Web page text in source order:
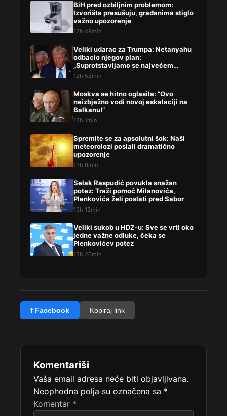
BiH pred ozbiljnim problemom:
Izvorišta presušuju, građanima stiglo
važno upozorenje
12h 49min
Veliki udarac za Trumpa: Netanyahu
odbacio njegov plan:
„Suprotstavljamo se najvećem
prijatelju“
12h 52min
Moskva se hitno oglasila: “Ovo
neizbježno vodi novoj eskalaciji na
Balkanu!”
13h 1min
Spremite se za apsolutni šok: Naši
meteorolozi poslali dramatično
upozorenje
13h 6min
Selak Raspudić povukla snažan
potez: Traži pomoć Milanovića,
Plenkovića želi poslati pred Sabor
13h 12min
Veliki sukob u HDZ-u: Sve se vrti oko
jedne važne odluke, čeka se
Plenkovićev potez
13h 20min
f Facebook Kopiraj link
Komentariši
Vaša email adresa neće biti objavljivana.
Neophodna polja su označena sa *
Komentar *